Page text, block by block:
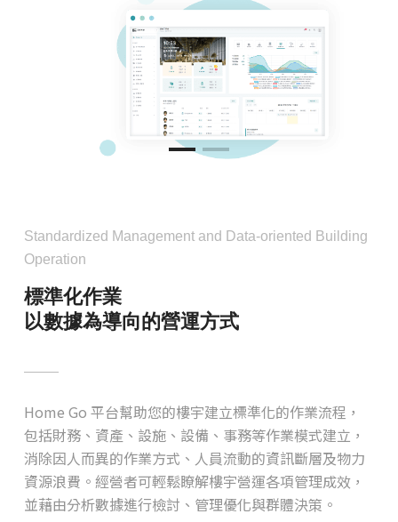
Standardized Management and Data-oriented Building
Operation
標準化作業
以數據為導向的營運方式
Home Go 平台幫助您的樓宇建立標準化的作業流程，
包括財務、資產、設施、設備、事務等作業模式建立，
消除因人而異的作業方式、人員流動的資訊斷層及物力
資源浪費。經營者可輕鬆瞭解樓宇營運各項管理成效，
並藉由分析數據進行檢討、管理優化與群體決策。